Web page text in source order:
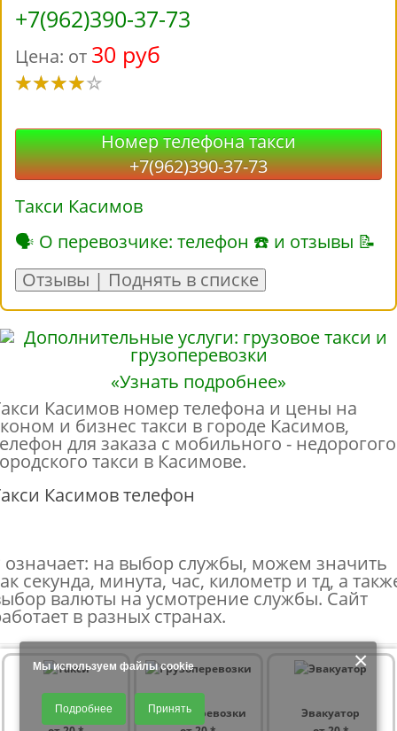
×
Мы используем файлы cookie
Продолжая использовать наш сайт, Вы даете согласие на обработку
файлов - COOKIES, пользовательских данных (файлы-cookies, IP-адрес,
данные об идентификаторе браузера, дата и время осуществления
Подробнее Принять
+7(962)390-37-73
Цена: от 30 руб
Номер телефона такси
+7(962)390-37-73
Такси Касимов
🗣 О перевозчике: телефон ☎ и отзывы 📝
Отзывы | Поднять в списке
«Узнать подробнее»
Касимов номер телефона и цены на
и бизнес такси в городе Касимов,
для заказа с мобильного - недорогого
такси в Касимове.
Касимов телефон
на выбор службы, можем значить
секунда, минута, час, километр и тд, а
валюты на усмотрение службы. Сайт
в разных странах.
ТАКСИ
ГРУЗОперевозки
Эвакуатор